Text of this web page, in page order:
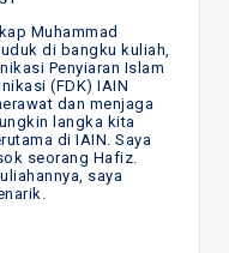
Muhammad
di bangku kuliah,
Penyiaran Islam
(FDK) IAIN
dan menjaga
langka kita
di IAIN. Saya
seorang Hafiz.
saya